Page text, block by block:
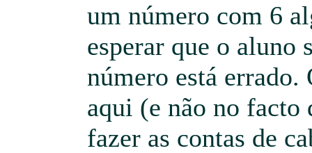
um número com 6
esperar que o aluno
número está errado.
aqui (e não no facto
fazer as contas de